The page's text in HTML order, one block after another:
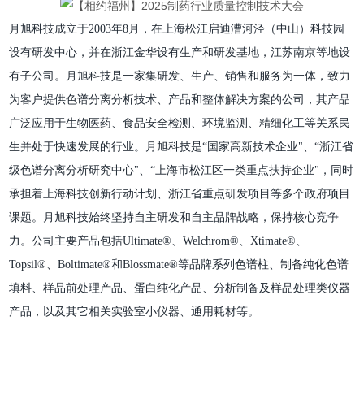
月旭科技成立于2003年8月，在上海松江启迪漕河泾（中山）科技园
设有研发中心，并在浙江金华设有生产和研发基地，江苏南京等地设
有子公司。月旭科技是一家集研发、生产、销售和服务为一体，致力
为客户提供色谱分离分析技术、产品和整体解决方案的公司，其产品
广泛应用于生物医药、食品安全检测、环境监测、精细化工等关系民
生并处于快速发展的行业。月旭科技是“国家高新技术企业"、“浙江省
级色谱分离分析研究中心"、“上海市松江区一类重点扶持企业"，同时
承担着上海科技创新行动计划、浙江省重点研发项目等多个政府项目
课题。月旭科技始终坚持自主研发和自主品牌战略，保持核心竞争
力。公司主要产品包括Ultimate®、Welchrom®、Xtimate®、
Topsil®、Boltimate®和Blossmate®等品牌系列色谱柱、制备纯化色谱
填料、样品前处理产品、蛋白纯化产品、分析制备及样品处理类仪器
产品，以及其它相关实验室小仪器、通用耗材等。